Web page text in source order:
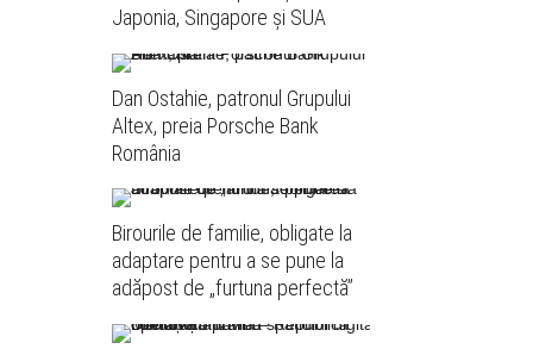
Japonia, Singapore și SUA
Dan Ostahie, patronul Grupului
Altex, preia Porsche Bank
România
Birourile de familie, obligate la
adaptare pentru a se pune la
adăpost de „furtuna perfectă”